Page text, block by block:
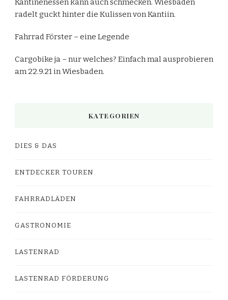
radelt guckt hinter die Kulissen von Kantiin.
Fahrrad Förster – eine Legende
Cargobike ja – nur welches? Einfach mal ausprobieren
am 22.9.21 in Wiesbaden.
KATEGORIEN
DIES & DAS
ENTDECKER TOUREN
FAHRRADLÄDEN
GASTRONOMIE
LASTENRAD
LASTENRAD FÖRDERUNG